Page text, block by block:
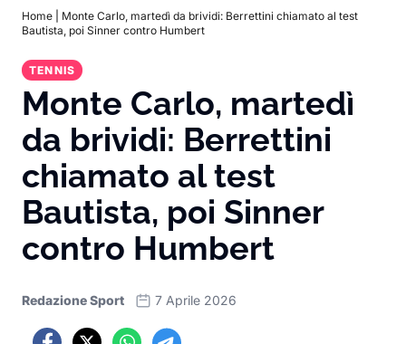
Home
Monte Carlo, martedì da brividi: Berrettini chiamato al test
Bautista, poi Sinner contro Humbert
TENNIS
Monte Carlo, martedì
da brividi: Berrettini
chiamato al test
Bautista, poi Sinner
contro Humbert
Redazione Sport 7 Aprile 2026